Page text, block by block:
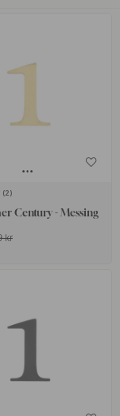
om kvalitet og stil.
utvalg av Habo
2
Century - Messing
kr